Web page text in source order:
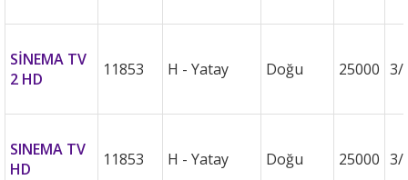
SİNEMA TV
2 HD
11853 H - Yatay Doğu 25000 3/
SINEMA TV
HD
11853 H - Yatay Doğu 25000 3/